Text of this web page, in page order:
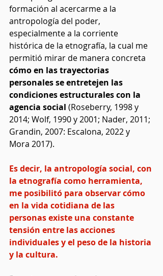
formación al acercarme a la
antropología del poder,
especialmente a la corriente
histórica de la etnografía, la cual me
permitió mirar de manera concreta
cómo en las trayectorias
personales se entretejen las
condiciones estructurales con la
agencia social (Roseberry, 1998 y
2014; Wolf, 1990 y 2001; Nader, 2011;
Grandin, 2007: Escalona, 2022 y
Mora 2017).
Es decir, la antropología social, con
la etnografía como herramienta,
me posibilitó para observar cómo
en la vida cotidiana de las
personas existe una constante
tensión entre las acciones
individuales y el peso de la historia
y la cultura.